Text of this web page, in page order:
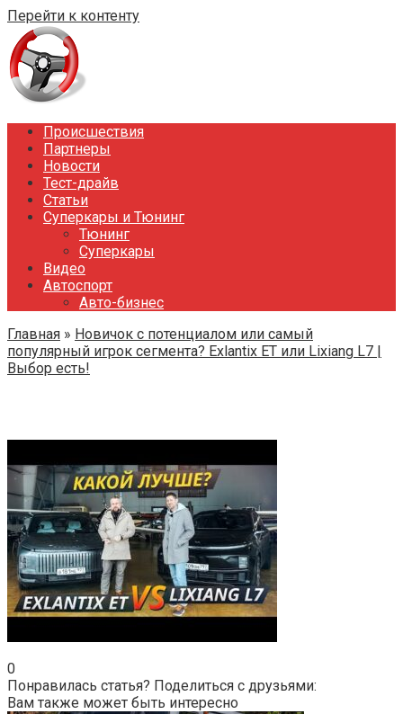
Перейти к контенту
Происшествия
Партнеры
Новости
Тест-драйв
Статьи
Суперкары и Тюнинг
Тюнинг
Суперкары
Видео
Автоспорт
Авто-бизнес
Главная » Новичок с потенциалом или самый
популярный игрок сегмента? Exlantix ET или Lixiang L7 |
Выбор есть!
0
Понравилась статья? Поделиться с друзьями:
Вам также может быть интересно